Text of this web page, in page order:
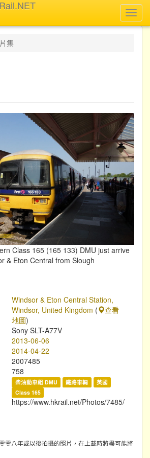
集
Class 165 (165 133) DMU just arrive
& Eton Central from Slough
Windsor & Eton Central Station,
Windsor, United Kingdom (
查看
地圖)
Sony SLT-A77V
2013-06-06
2014-04-22
2007485
758
柴油動車組 DMU 鐵路車輛
英國
Class 165
https://www.hkrail.net/Photos/7485/
零八年或以後拍攝的照片，在上載時將盡可能將